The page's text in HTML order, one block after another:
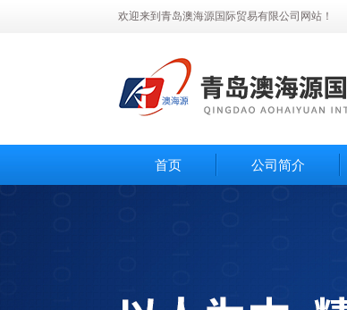
欢迎来到青岛澳海源国际贸易有限公司网站！
首页 公司简介